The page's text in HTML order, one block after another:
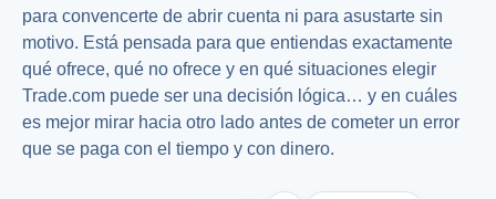
para convencerte de abrir cuenta ni para asustarte sin
motivo. Está pensada para que entiendas exactamente
qué ofrece, qué no ofrece y en qué situaciones elegir
Trade.com puede ser una decisión lógica… y en cuáles
es mejor mirar hacia otro lado antes de cometer un error
que se paga con el tiempo y con dinero.